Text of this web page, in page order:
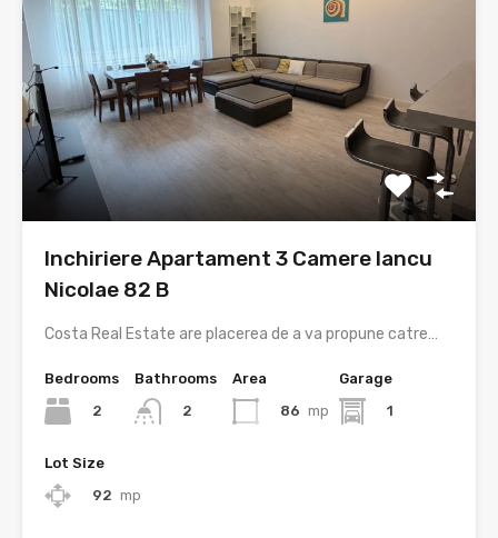
Inchiriere Apartament 3 Camere Iancu
Nicolae 82 B
Costa Real Estate are placerea de a va propune catre…
Bedrooms
2
Bathrooms
2
Area
86 mp
Garage
1
Lot Size
92 mp